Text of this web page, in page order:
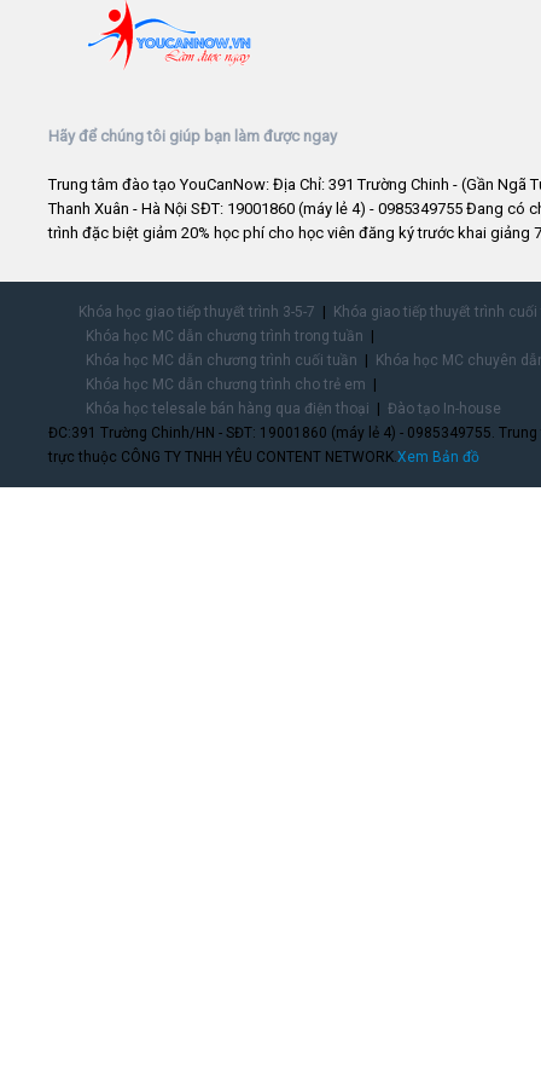
Hãy để chúng tôi giúp bạn làm được ngay
Trung tâm đào tạo YouCanNow: Địa Chỉ: 391 Trường Chinh - (Gần Ngã
Thanh Xuân - Hà Nội SĐT: 19001860 (máy lẻ 4) - 0985349755 Đang có
trình đặc biệt giảm 20% học phí cho học viên đăng ký trước khai giảng
Khóa học giao tiếp thuyết trình 3-5-7
Khóa giao tiếp thuyết trình
Khóa học MC dẫn chương trình trong tuần
Khóa học MC dẫn chương trình cuối tuần
Khóa học MC chuyên
Khóa học MC dẫn chương trình cho trẻ em
Khóa học telesale bán hàng qua điện thoại
Đào tạo In-house
ĐC:391 Trường Chinh/HN - SĐT: 19001860 (máy lẻ 4) - 0985349755.
trực thuộc CÔNG TY TNHH YÊU CONTENT NETWORK.Xem Bản đồ